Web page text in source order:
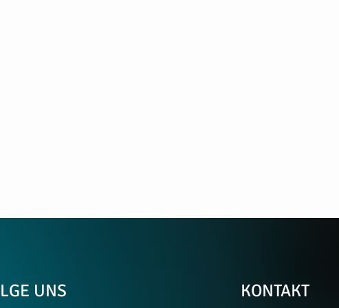
UNS KONTAKT